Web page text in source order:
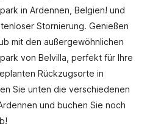
in Ardennen, Belgien! und
Stornierung. Genießen
mit den außergewöhnlichen
von Belvilla, perfekt für Ihre
Rückzugsorte in
Sie unten die verschiedenen
und buchen Sie noch